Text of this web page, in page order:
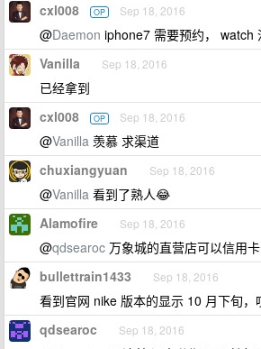
cxl008 OP Sep 18, 2016
@Daemon iphone7 需要预约， watch
Vanilla Sep 18, 2016
已经拿到
cxl008 OP Sep 18, 2016
@Vanilla 羡慕 求渠道
chuxiangyuan Sep 18, 2016
@Vanilla 看到了熟人😂
Alamofire Sep 18, 2016
@qdsearoc 万象城的直营店可以信用卡
bullettrain1433 Sep 18, 2016
看到官网 nike 版本的显示 10 月下旬，
qdsearoc Sep 18, 2016